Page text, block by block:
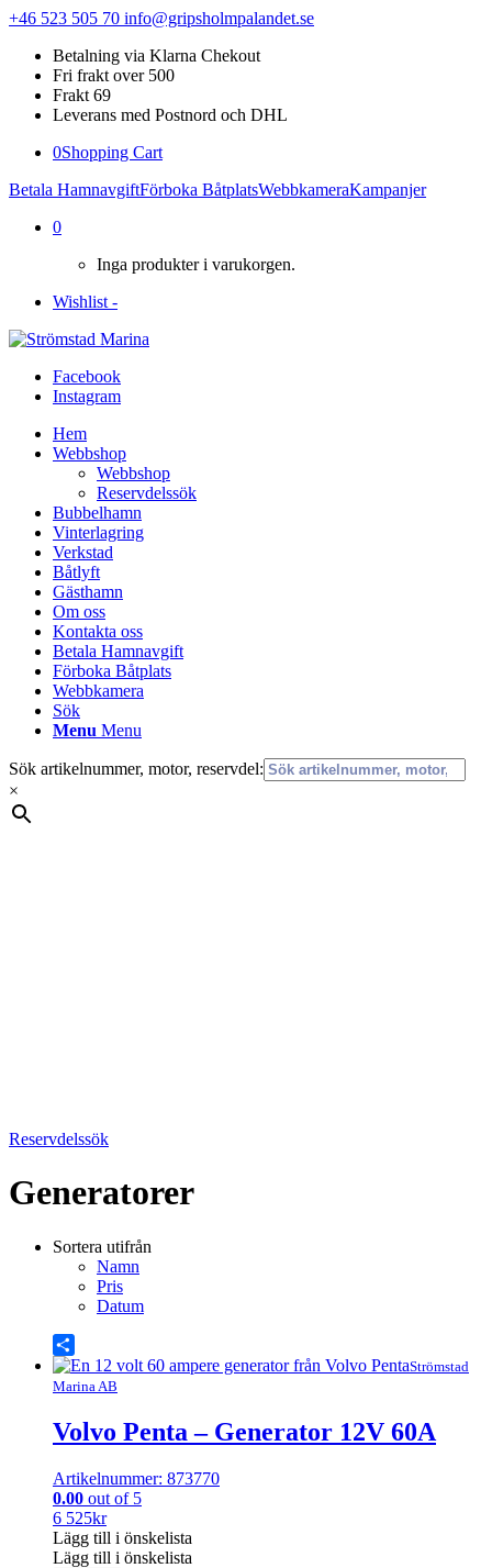
+46 523 505 70 info@gripsholmpalandet.se
Betalning via Klarna Chekout
Fri frakt over 500
Frakt 69
Leverans med Postnord och DHL
0Shopping Cart
Betala HamnavgiftFörboka BåtplatsWebbkameraKampanjer
0
Inga produkter i varukorgen.
Wishlist -
Facebook
Instagram
Hem
Webbshop
Webbshop
Reservdelssök
Bubbelhamn
Vinterlagring
Verkstad
Båtlyft
Gästhamn
Om oss
Kontakta oss
Betala Hamnavgift
Förboka Båtplats
Webbkamera
Sök
Menu Menu
Sök artikelnummer, motor, reservdel:
×
Reservdelssök
Generatorer
Sortera utifrån
Namn
Pris
Datum
Share
Strömstad
Marina AB
Volvo Penta – Generator 12V 60A
Artikelnummer: 873770
0.00 out of 5
6 525kr
Lägg till i önskelista
Lägg till i önskelista